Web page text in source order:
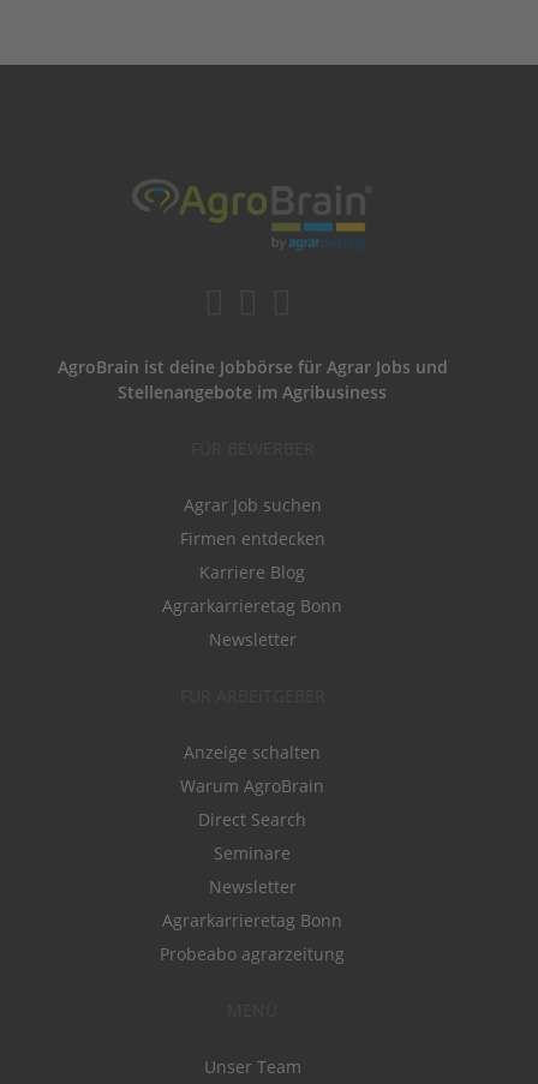
AgroBrain ist deine Jobbörse für Agrar Jobs und
Stellenangebote im Agribusiness
Agrar Job suchen
Firmen entdecken
Karriere Blog
Agrarkarrieretag Bonn
Newsletter
Anzeige schalten
Warum AgroBrain
Direct Search
Seminare
Newsletter
Agrarkarrieretag Bonn
Probeabo agrarzeitung
Unser Team